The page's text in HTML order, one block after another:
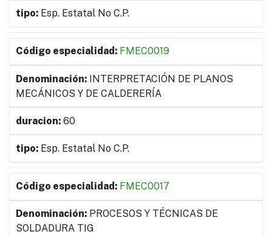
Esp. Estatal No C.P.
FMEC0019
INTERPRETACIÓN DE PLANOS
MECÁNICOS Y DE CALDERERÍA
60
Esp. Estatal No C.P.
FMEC0017
PROCESOS Y TÉCNICAS DE
SOLDADURA TIG